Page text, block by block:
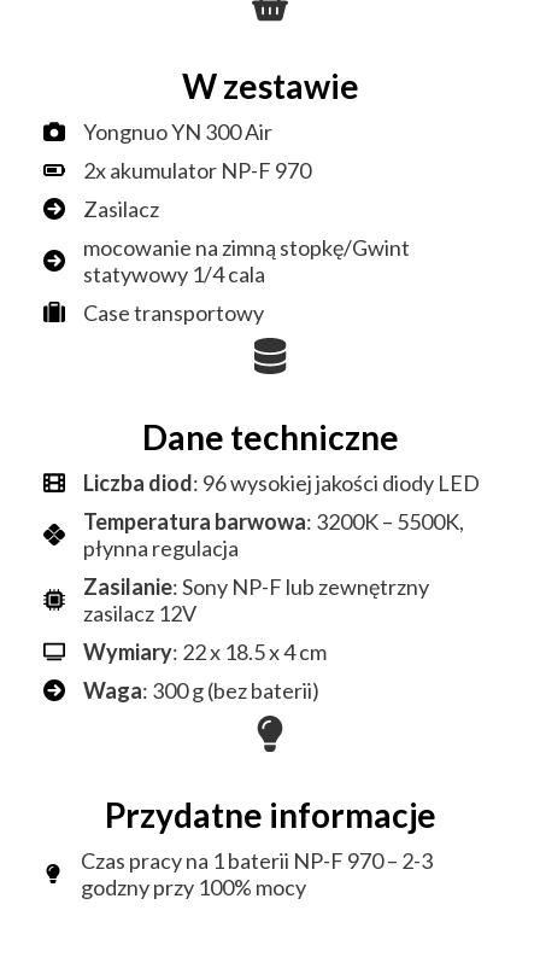
W zestawie
Yongnuo YN 300 Air
2x akumulator NP-F 970
Zasilacz
mocowanie na zimną stopkę/Gwint
statywowy 1/4 cala
Case transportowy
Dane techniczne
Liczba diod: 96 wysokiej jakości diody LED
Temperatura barwowa: 3200K – 5500K,
płynna regulacja
Zasilanie: Sony NP-F lub zewnętrzny
zasilacz 12V
Wymiary: 22 x 18.5 x 4 cm
Waga: 300 g (bez baterii)
Przydatne informacje
Czas pracy na 1 baterii NP-F 970 – 2-3
godzny przy 100% mocy